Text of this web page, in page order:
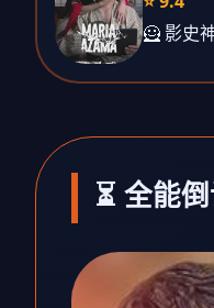
🦸 影史
⏳ 全能